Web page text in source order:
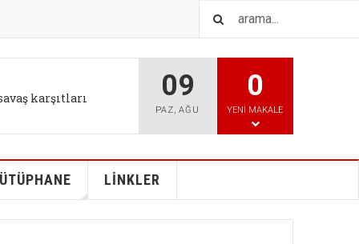
değişikliği bizi
09
PAZ,AĞU
0
YENI MAKALE
LİNKLER